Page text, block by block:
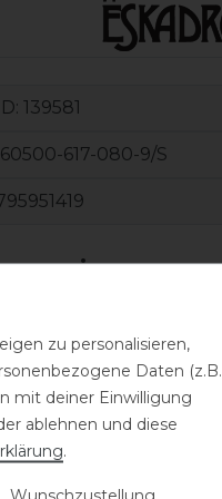
139581
617-080-9/S
(0)
0
0
0
zu personalisieren,
Daten (z.B.
mit deiner Einwilligung
ablehnen und diese
.
Wunschzustellung